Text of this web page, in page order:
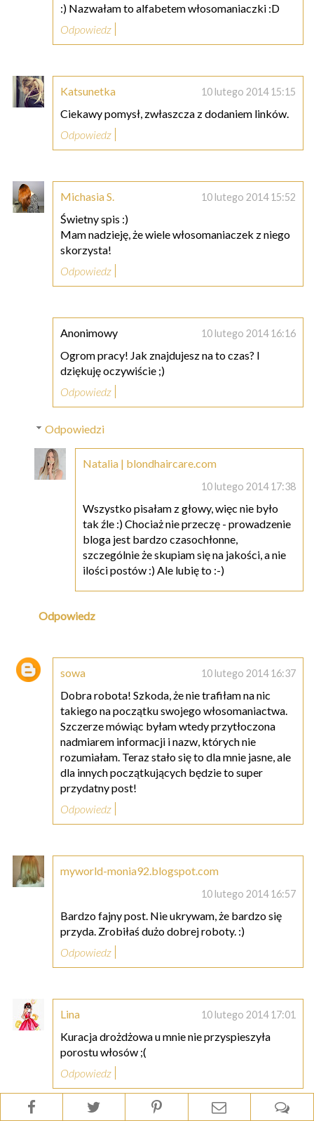
:) Nazwałam to alfabetem włosomaniaczki :D
Odpowiedz
Katsunetka 10 lutego 2014 15:15
Ciekawy pomysł, zwłaszcza z dodaniem linków.
Odpowiedz
Michasia S. 10 lutego 2014 15:52
Świetny spis :)
Mam nadzieję, że wiele włosomaniaczek z niego
skorzysta!
Odpowiedz
Anonimowy 10 lutego 2014 16:16
Ogrom pracy! Jak znajdujesz na to czas? I
dziękuję oczywiście ;)
Odpowiedz
Odpowiedzi
Natalia | blondhaircare.com
10 lutego 2014 17:38
Wszystko pisałam z głowy, więc nie było
tak źle :) Chociaż nie przeczę - prowadzenie
bloga jest bardzo czasochłonne,
szczególnie że skupiam się na jakości, a nie
ilości postów :) Ale lubię to :-)
Odpowiedz
sowa 10 lutego 2014 16:37
Dobra robota! Szkoda, że nie trafiłam na nic
takiego na początku swojego włosomaniactwa.
Szczerze mówiąc byłam wtedy przytłoczona
nadmiarem informacji i nazw, których nie
rozumiałam. Teraz stało się to dla mnie jasne, ale
dla innych początkujących będzie to super
przydatny post!
Odpowiedz
myworld-monia92.blogspot.com
10 lutego 2014 16:57
Bardzo fajny post. Nie ukrywam, że bardzo się
przyda. Zrobiłaś dużo dobrej roboty. :)
Odpowiedz
Lina 10 lutego 2014 17:01
Kuracja drożdżowa u mnie nie przyspieszyła
porostu włosów ;(
Odpowiedz